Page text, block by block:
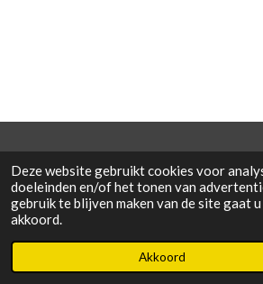
Deze website gebruikt cookies voor
doeleinden en/of het tonen van
gebruik te blijven maken van de site gaat
akkoord.
Akkoord
©2026 De Condors v.z.w.